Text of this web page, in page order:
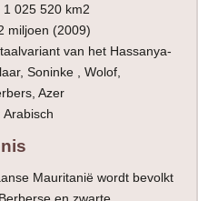
025 520 km2
miljoen (2009)
van het Hassanya-
Soninke , Wolof,
Azer
Arabisch
Mauritanië wordt bevolkt